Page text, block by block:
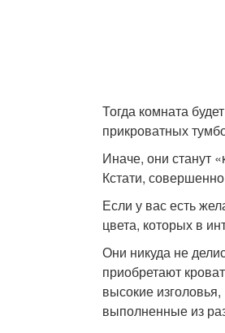
Тогда комната
прикроватных
Иначе, они станут
Кстати,
Если у вас есть
цвета, которых в
Они никуда не
приобретают
высокие
выполненные из